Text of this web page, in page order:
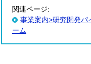
関連ページ:
事業案内>研究開発
ーム